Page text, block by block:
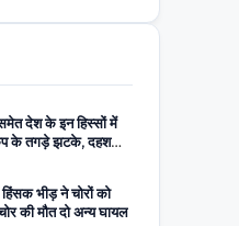
देश के इन हिस्सों में
के तगड़े झटके, दहशत
लोग
भीड़ ने चोरों को
की मौत दो अन्य घायल